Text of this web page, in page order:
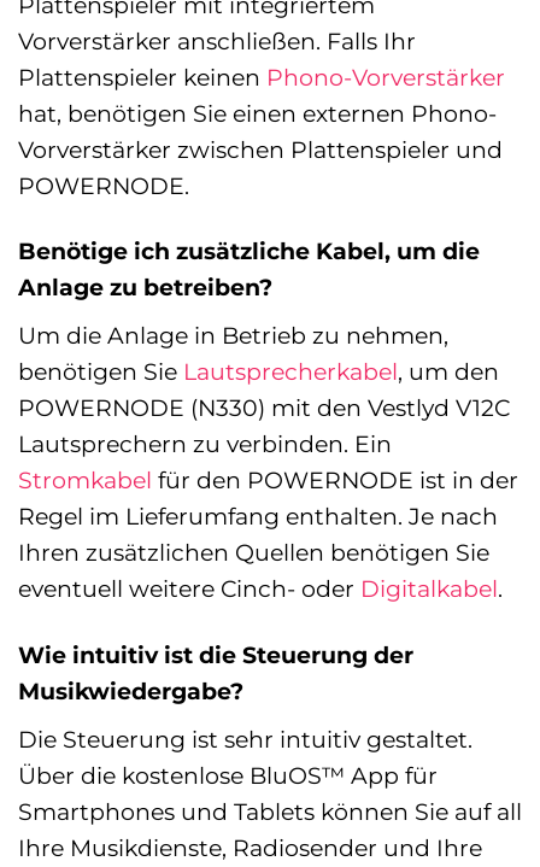
Vorverstärker anschließen. Falls Ihr
Plattenspieler keinen Phono-Vorverstärker
hat, benötigen Sie einen externen Phono-
Vorverstärker zwischen Plattenspieler und
POWERNODE.
Benötige ich zusätzliche Kabel, um die
Anlage zu betreiben?
Um die Anlage in Betrieb zu nehmen,
benötigen Sie Lautsprecherkabel, um den
POWERNODE (N330) mit den Vestlyd V12C
Lautsprechern zu verbinden. Ein
Stromkabel für den POWERNODE ist in der
Regel im Lieferumfang enthalten. Je nach
Ihren zusätzlichen Quellen benötigen Sie
eventuell weitere Cinch- oder Digitalkabel.
Wie intuitiv ist die Steuerung der
Musikwiedergabe?
Die Steuerung ist sehr intuitiv gestaltet.
Über die kostenlose BluOS™ App für
Smartphones und Tablets können Sie auf all
Ihre Musikdienste, Radiosender und Ihre